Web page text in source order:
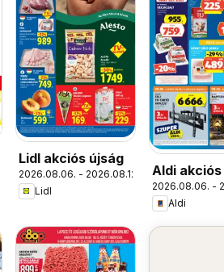
Lidl akciós újság
2026.08.06. - 2026.08.12.
Lidl
Aldi
2026.08.06. -
Aldi